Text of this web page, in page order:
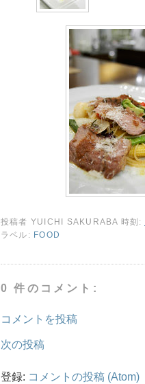
投稿者 YUICHI SAKURABA 時刻:
ラベル: FOOD
0 件のコメント:
コメントを投稿
次の投稿
登録: コメントの投稿 (Atom)